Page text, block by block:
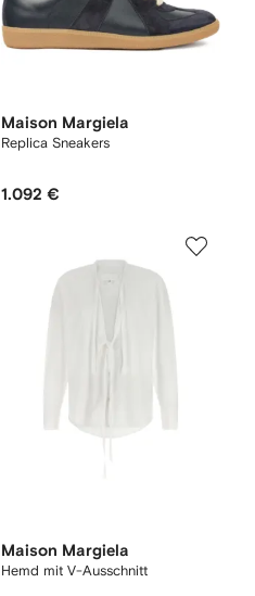
Maison Margiela
Replica Sneakers
1.092 €
Maison Margiela
Hemd mit V-Ausschnitt